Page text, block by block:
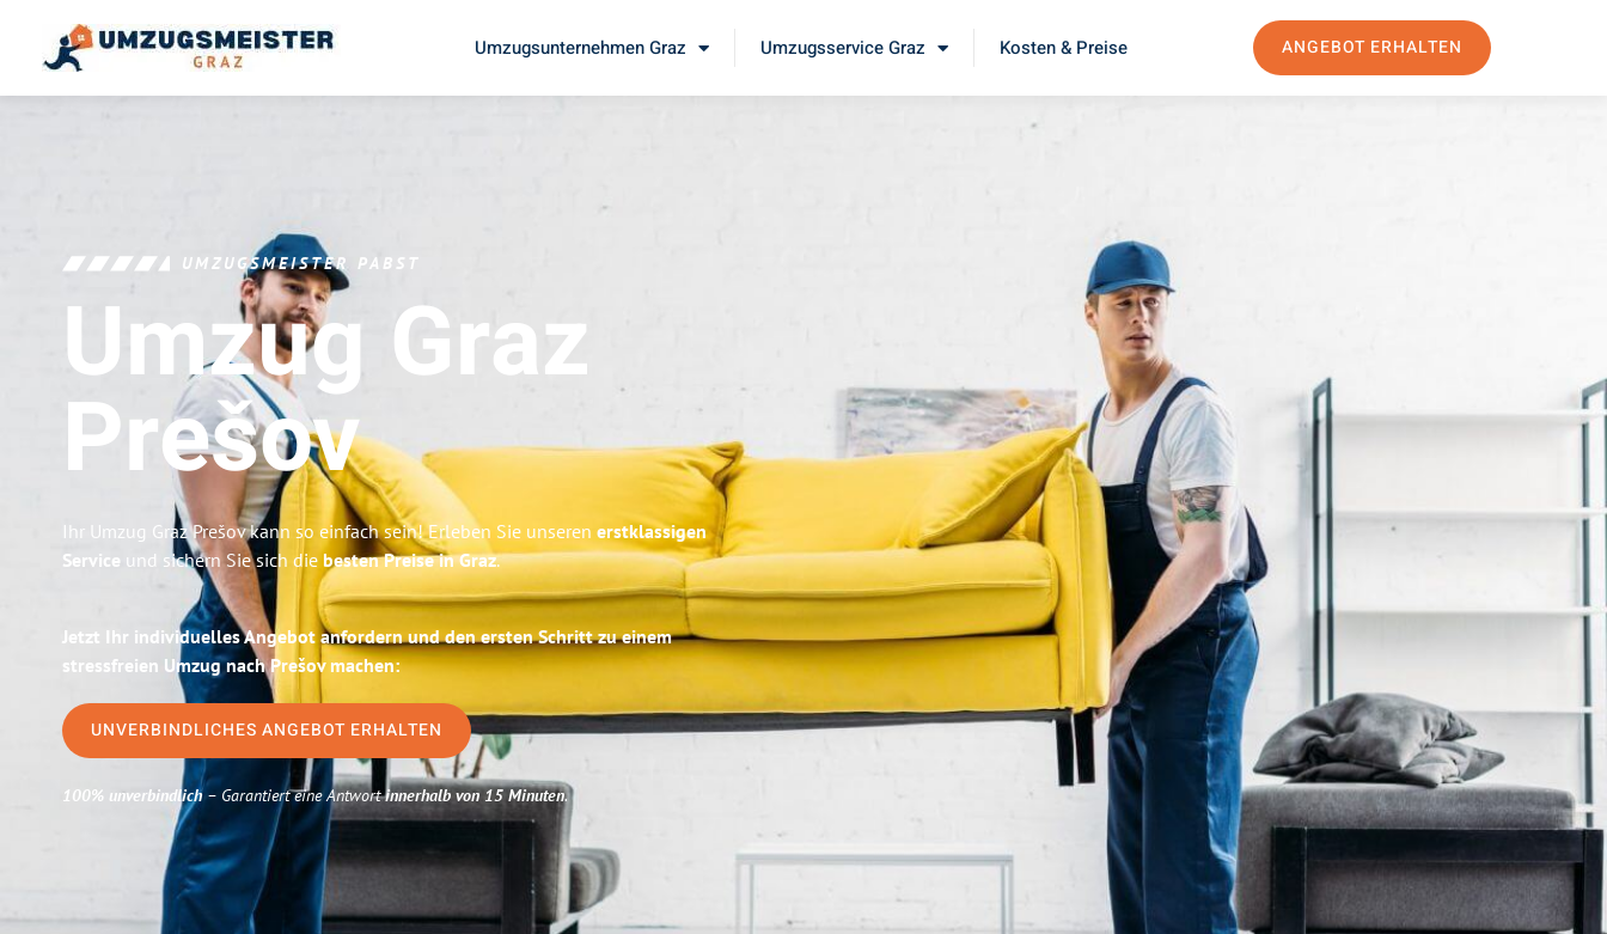
Umzugsunternehmen Graz Umzugsservice Graz Kosten & Preise ANGEBOT ERHALTEN
UMZUGSMEISTER PABST
Umzug Graz
Prešov
Ihr Umzug Graz Prešov kann so einfach sein! Erleben Sie unseren erstklassigen
Service und sichern Sie sich die besten Preise in Graz.
Jetzt Ihr individuelles Angebot anfordern und den ersten Schritt zu einem
stressfreien Umzug nach Prešov machen:
UNVERBINDLICHES ANGEBOT ERHALTEN
100% unverbindlich– Garantiert eine Antwortinnerhalb von 15 Minuten.